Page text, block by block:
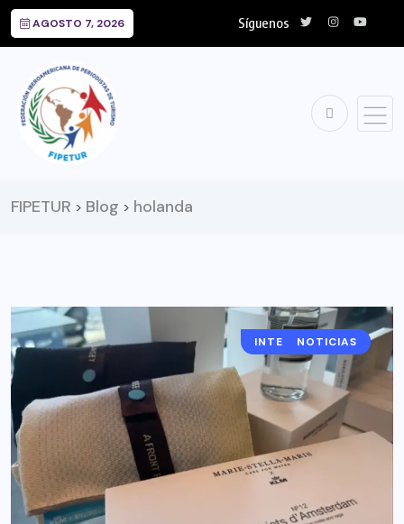
AGOSTO 7, 2026 Síguenos
FIPETUR > Blog > holanda
INTERNACIONAL
NOTICIAS